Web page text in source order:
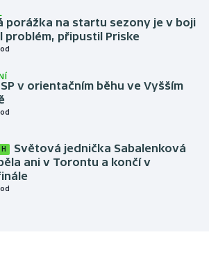
porážka na startu sezony je v boji
problém, připustil Priske
SP v orientačním běhu ve Vyšším
Světová jednička Sabalenková
ani v Torontu a končí v